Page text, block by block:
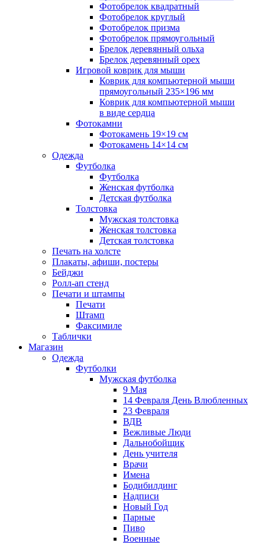
Фотобрелок квадратный
Фотобрелок круглый
Фотобрелок призма
Фотобрелок прямоугольный
Брелок деревянный ольха
Брелок деревянный орех
Игровой коврик для мыши
Коврик для компьютерной мыши
прямоугольный 235×196 мм
Коврик для компьютерной мыши
в виде сердца
Фотокамни
Фотокамень 19×19 см
Фотокамень 14×14 см
Одежда
Футболка
Футболка
Женская футболка
Детская футболка
Толстовка
Мужская толстовка
Женская толстовка
Детская толстовка
Печать на холсте
Плакаты, афиши, постеры
Бейджи
Ролл-ап стенд
Печати и штампы
Печати
Штамп
Факсимиле
Таблички
Магазин
Одежда
Футболки
Мужская футболка
9 Мая
14 Февраля День Влюбленных
23 Февраля
ВДВ
Вежливые Люди
Дальнобойщик
День учителя
Врачи
Имена
Бодибилдинг
Надписи
Новый Год
Парные
Пиво
Военные